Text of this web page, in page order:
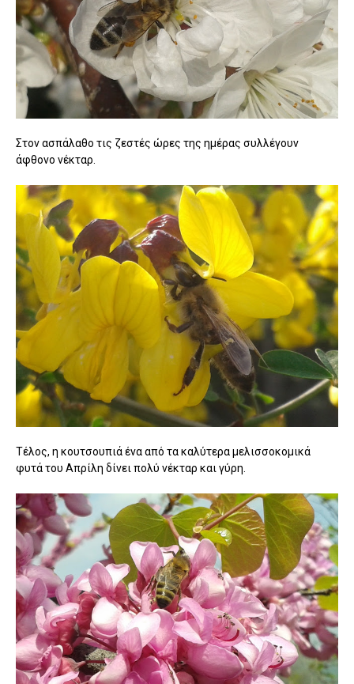
Στον ασπάλαθο τις ζεστές ώρες της ημέρας συλλέγουν
άφθονο νέκταρ.
Τέλος, η κουτσουπιά ένα από τα καλύτερα μελισσοκομικά
φυτά του Απρίλη δίνει πολύ νέκταρ και γύρη.